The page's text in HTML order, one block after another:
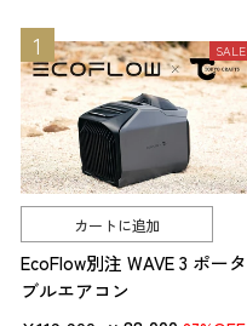
SALE
カートに追加
EcoFlow別注 WAVE 3 ポータ
ブルエアコン